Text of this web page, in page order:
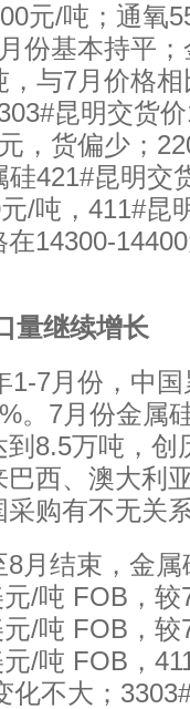
元/吨；通氧
份基本持平
与7月价格
昆明交货
，货偏少；
421#昆明交
/吨，411#昆
14300-
量继续增长
1-7月份，中
。7月份金属
8.5万吨，创
西、澳大利
采购有不无关
月结束，金
/吨 FOB，
/吨 FOB，
/吨 FOB，
化不大；